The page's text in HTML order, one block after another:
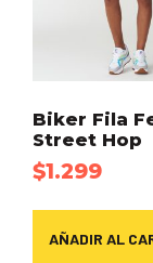
Biker Fila
Street Hop
$1.299
AÑADIR AL